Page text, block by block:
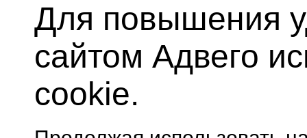
Для повышения
сайтом Адвего
cookie.